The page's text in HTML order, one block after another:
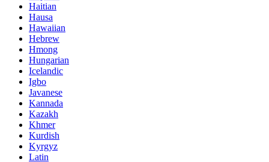
Haitian
Hausa
Hawaiian
Hebrew
Hmong
Hungarian
Icelandic
Igbo
Javanese
Kannada
Kazakh
Khmer
Kurdish
Kyrgyz
Latin